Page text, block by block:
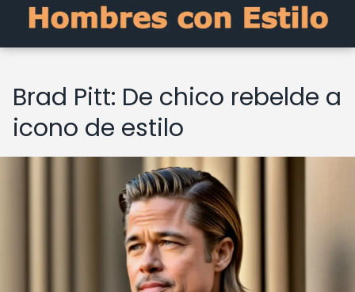
Brad Pitt: De chico rebelde a
icono de estilo